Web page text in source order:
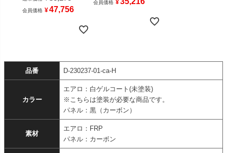
会員価格 ¥47,756
会員価格 ¥
品番 D-230237-01-ca-H
カラー
エアロ：白ゲルコート(未塗装)
※こちらは塗装が必要な商品です。
パネル：黒（カーボン）
素材
エアロ：FRP
パネル：カーボン